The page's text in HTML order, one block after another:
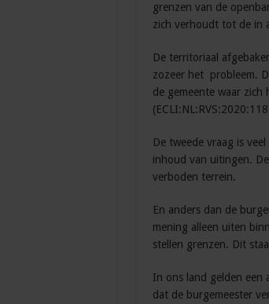
grenzen van de
zich verhoudt tot de in
De territoriaal
zozeer het probleem.
de gemeente waar
De tweede vraag is
inhoud van uitingen.
verboden terrein.
En anders dan de
mening alleen uiten
stellen grenzen. Dit
In ons land gelden een
dat de burgemeester